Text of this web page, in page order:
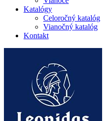
Katalógy
Celoročný katalóg
Vianočný katalóg
Kontakt